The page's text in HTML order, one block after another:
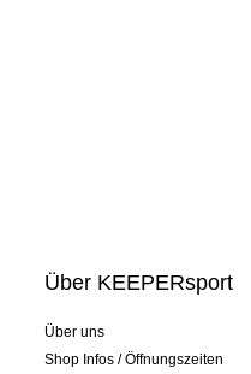
Über KEEPERsport
Über uns
Shop Infos / Öffnungszeiten